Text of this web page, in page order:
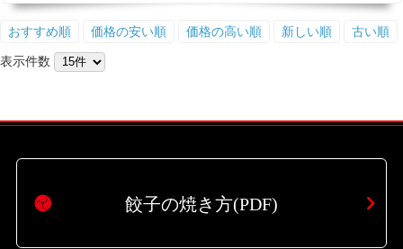
おすすめ順 価格の安い順 価格の高い順 新しい順 古い順
表示件数
餃子の焼き方(PDF)